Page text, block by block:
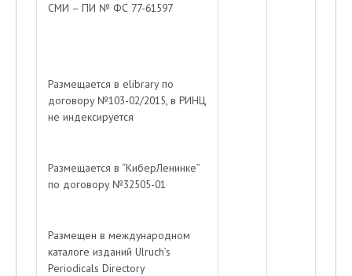
СМИ – ПИ № ФС 77-61597
Размещается в elibrary по
договору №103-02/2015, в РИНЦ
не индексируется
Размещается в “КиберЛенинке”
по договору №32505-01
Размещен в международном
каталоге изданий Ulruch’s
Periodicals Directory